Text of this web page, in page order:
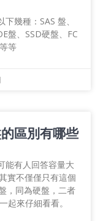
幾種：SAS 盤、
盤、SSD硬盤、FC
等
區別有哪些
能有人回答容量大
實不僅僅只有這個
，同為硬盤，二者
起來仔細看看。